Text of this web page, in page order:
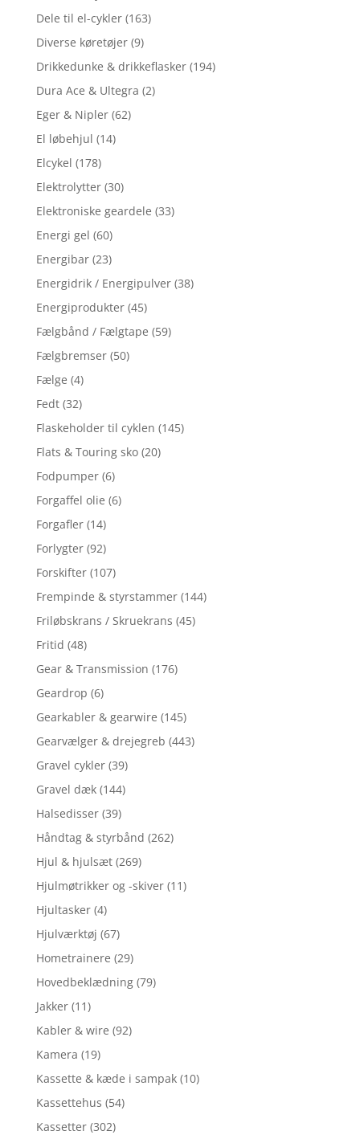
Dele til el-cykler (163)
Diverse køretøjer (9)
Drikkedunke & drikkeflasker (194)
Dura Ace & Ultegra (2)
Eger & Nipler (62)
El løbehjul (14)
Elcykel (178)
Elektrolytter (30)
Elektroniske geardele (33)
Energi gel (60)
Energibar (23)
Energidrik / Energipulver (38)
Energiprodukter (45)
Fælgbånd / Fælgtape (59)
Fælgbremser (50)
Fælge (4)
Fedt (32)
Flaskeholder til cyklen (145)
Flats & Touring sko (20)
Fodpumper (6)
Forgaffel olie (6)
Forgafler (14)
Forlygter (92)
Forskifter (107)
Frempinde & styrstammer (144)
Friløbskrans / Skruekrans (45)
Fritid (48)
Gear & Transmission (176)
Geardrop (6)
Gearkabler & gearwire (145)
Gearvælger & drejegreb (443)
Gravel cykler (39)
Gravel dæk (144)
Halsedisser (39)
Håndtag & styrbånd (262)
Hjul & hjulsæt (269)
Hjulmøtrikker og -skiver (11)
Hjultasker (4)
Hjulværktøj (67)
Hometrainere (29)
Hovedbeklædning (79)
Jakker (11)
Kabler & wire (92)
Kamera (19)
Kassette & kæde i sampak (10)
Kassettehus (54)
Kassetter (302)